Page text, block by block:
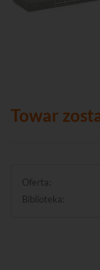
Towar
Oferta:
Biblioteka: